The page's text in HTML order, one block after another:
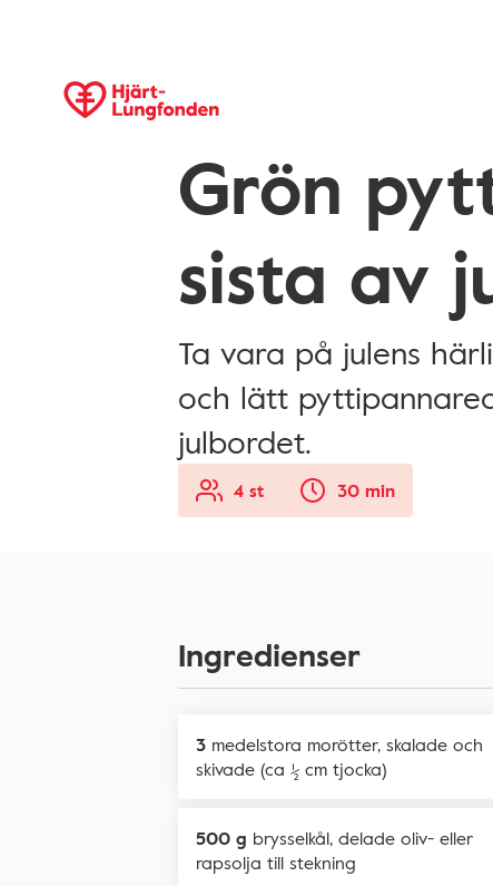
Grön
sista av
Ta vara på julens
och lätt
julbordet.
4 st 30 min
Ingredienser
3 medelstora morötter, skalade och
skivade (ca ½ cm tjocka)
500 g brysselkål, delade oliv- eller
rapsolja till stekning